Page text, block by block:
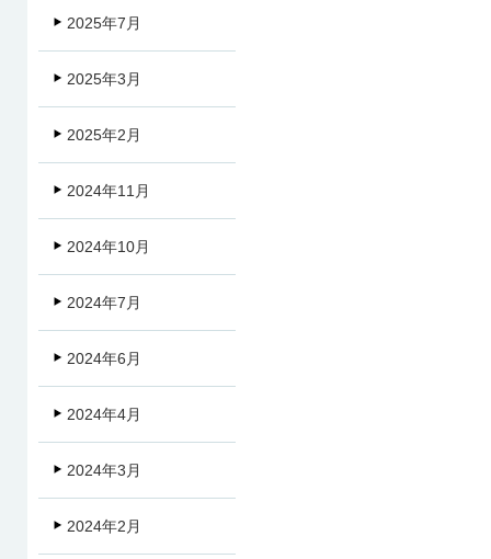
2025年7月
2025年3月
2025年2月
2024年11月
2024年10月
2024年7月
2024年6月
2024年4月
2024年3月
2024年2月